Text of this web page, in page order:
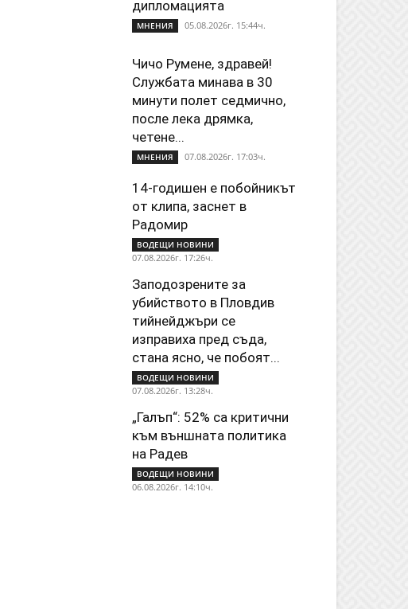
дипломацията
МНЕНИЯ 05.08.2026г. 15:44ч.
Чичо Румене, здравей!
Службата минава в 30
минути полет седмично,
после лека дрямка,
четене...
МНЕНИЯ 07.08.2026г. 17:03ч.
14-годишен е побойникът
от клипа, заснет в
Радомир
ВОДЕЩИ НОВИНИ
07.08.2026г. 17:26ч.
Заподозрените за
убийството в Пловдив
тийнейджъри се
изправиха пред съда,
стана ясно, че побоят...
ВОДЕЩИ НОВИНИ
07.08.2026г. 13:28ч.
„Галъп“: 52% са критични
към външната политика
на Радев
ВОДЕЩИ НОВИНИ
06.08.2026г. 14:10ч.